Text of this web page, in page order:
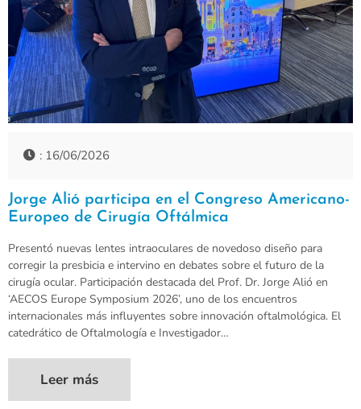
: 16/06/2026
Jorge Alió participa en el Congreso Americano-
Europeo de Cirugía Oftálmica
Presentó nuevas lentes intraoculares de novedoso diseño para
corregir la presbicia e intervino en debates sobre el futuro de la
cirugía ocular. Participación destacada del Prof. Dr. Jorge Alió en
‘AECOS Europe Symposium 2026’, uno de los encuentros
internacionales más influyentes sobre innovación oftalmológica. El
catedrático de Oftalmología e Investigador…
Leer más